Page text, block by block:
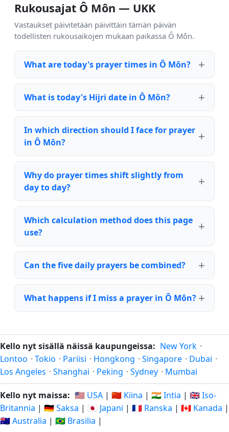
Rukousajat Ô Môn — UKK
Vastaukset päivitetään päivittäin tämän päivän
todellisten rukousaikojen mukaan paikassa Ô Môn.
What are today's prayer times in Ô Môn?
What is today's Hijri date in Ô Môn?
In which direction should I face for prayer
in Ô Môn?
Why do prayer times shift slightly from
day to day?
Which calculation method does this page
use?
Can the five daily prayers be combined?
What happens if I miss a prayer in Ô Môn?
Kello nyt sisällä näissä kaupungeissa: New York ·
Lontoo · Tokio · Pariisi · Hongkong · Singapore · Dubai ·
Los Angeles · Shanghai · Peking · Sydney · Mumbai
Kello nyt maissa: 🇺🇸 USA | 🇨🇳 Kiina | 🇮🇳 Intia | 🇬🇧 Iso-
Britannia | 🇩🇪 Saksa | 🇯🇵 Japani | 🇫🇷 Ranska | 🇨🇦 Kanada |
🇦🇺 Australia | 🇧🇷 Brasilia |